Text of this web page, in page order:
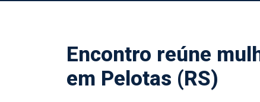
Encontro reúne
em Pelotas (RS)